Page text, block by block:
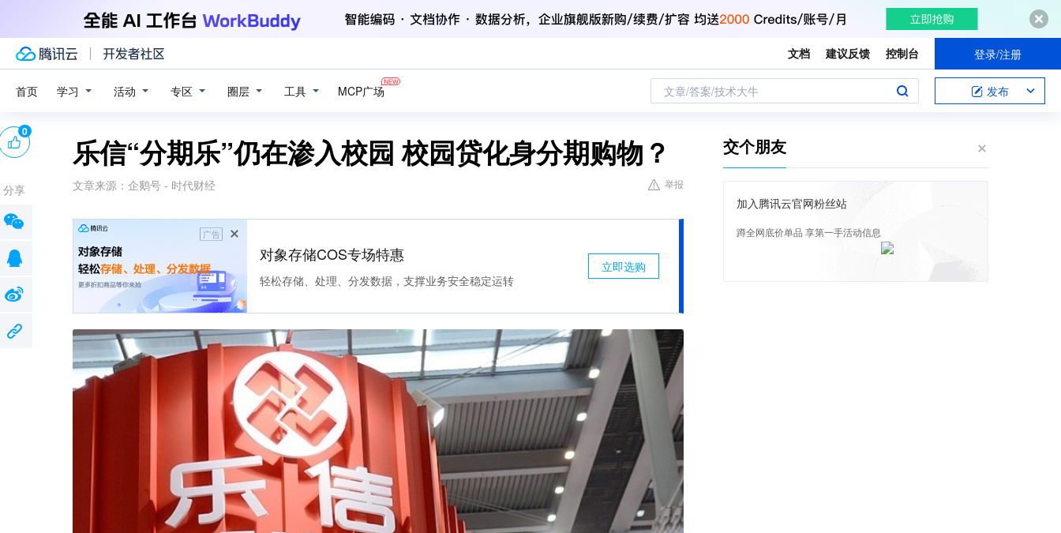
文档 建议反馈 控制台 登录/注册
首页 学习 活动 专区 圈层 工具 MCP广场 文章/答案/技术大牛 发布
乐信“分期乐”仍在渗入校园 校园贷化身分期购物？
文章来源： 企鹅号 - 时代财经 举报
广告
对象存储COS专场特惠
轻松存储、处理、分发数据，支撑业务安全稳定运转
立即选购
0
分享
交个朋友
加入腾讯云官网粉丝站
蹲全网底价单品 享第一手活动信息